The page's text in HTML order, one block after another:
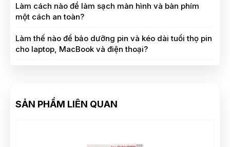
Làm cách nào để làm sạch màn hình và bàn phím
một cách an toàn?
Làm thế nào để bảo dưỡng pin và kéo dài tuổi thọ pin
cho laptop, MacBook và điện thoại?
SẢN PHẨM LIÊN QUAN